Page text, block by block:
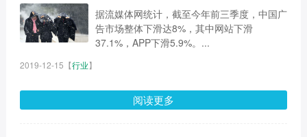
据流媒体网统计，截至今年前三季度，中国广
告市场整体下滑达8%，其中网站下滑
37.1%，APP下滑5.9%。...
2019-12-15 【行业】
阅读更多